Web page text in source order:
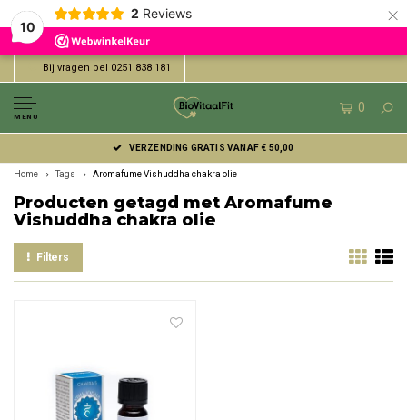
10
2 Reviews ×
Bij vragen bel 0251 838 181
MENU
0
VERZENDING GRATIS VANAF € 50,00
Home Tags Aromafume Vishuddha chakra olie
Producten getagd met Aromafume
Vishuddha chakra olie
Filters